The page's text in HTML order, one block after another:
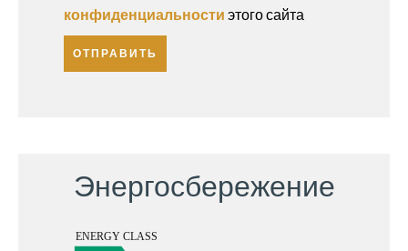
конфиденциальности этого сайта
ОТПРАВИТЬ
Энергосбережение